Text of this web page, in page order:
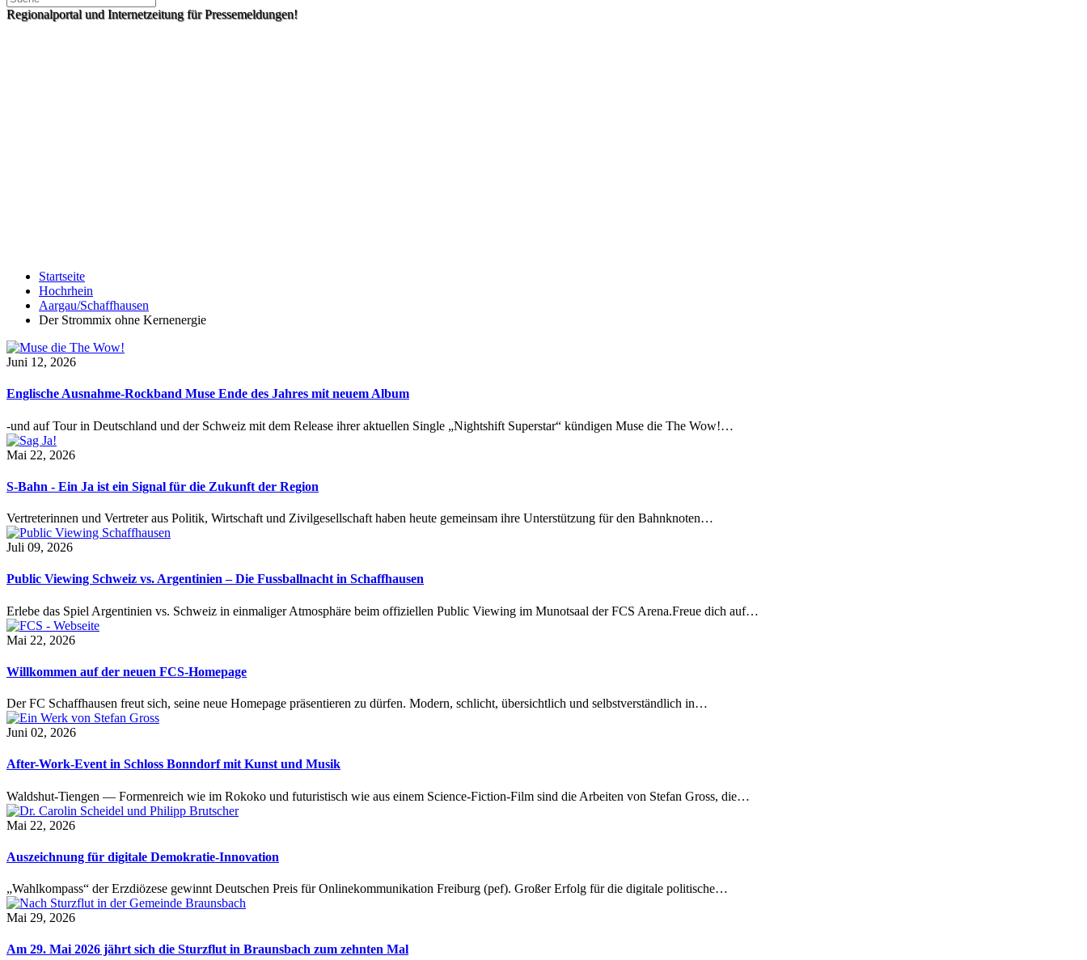
Regionalportal und Internetzeitung für Pressemeldungen!
Startseite
Hochrhein
Aargau/Schaffhausen
Der Strommix ohne Kernenergie
Juni 12, 2026
Englische Ausnahme-Rockband Muse Ende des Jahres mit neuem Album
-und auf Tour in Deutschland und der Schweiz mit dem Release ihrer aktuellen Single „Nightshift Superstar“ kündigen Muse die The Wow!…
Mai 22, 2026
S-Bahn - Ein Ja ist ein Signal für die Zukunft der Region
Vertreterinnen und Vertreter aus Politik, Wirtschaft und Zivilgesellschaft haben heute gemeinsam ihre Unterstützung für den Bahnknoten…
Juli 09, 2026
Public Viewing Schweiz vs. Argentinien – Die Fussballnacht in Schaffhausen
Erlebe das Spiel Argentinien vs. Schweiz in einmaliger Atmosphäre beim offiziellen Public Viewing im Munotsaal der FCS Arena.Freue dich auf…
Mai 22, 2026
Willkommen auf der neuen FCS-Homepage
Der FC Schaffhausen freut sich, seine neue Homepage präsentieren zu dürfen. Modern, schlicht, übersichtlich und selbstverständlich in…
Juni 02, 2026
After-Work-Event in Schloss Bonndorf mit Kunst und Musik
Waldshut-Tiengen — Formenreich wie im Rokoko und futuristisch wie aus einem Science-Fiction-Film sind die Arbeiten von Stefan Gross, die…
Mai 22, 2026
Auszeichnung für digitale Demokratie-Innovation
„Wahlkompass“ der Erzdiözese gewinnt Deutschen Preis für Onlinekommunikation Freiburg (pef). Großer Erfolg für die digitale politische…
Mai 29, 2026
Am 29. Mai 2026 jährt sich die Sturzflut in Braunsbach zum zehnten Mal